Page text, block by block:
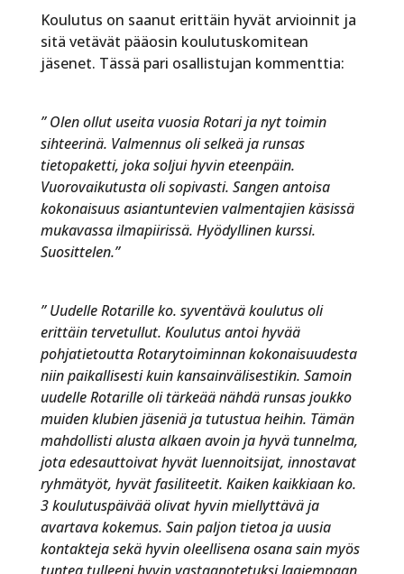
Koulutus on saanut erittäin hyvät arvioinnit ja
sitä vetävät pääosin koulutuskomitean
jäsenet. Tässä pari osallistujan kommenttia:
” Olen ollut useita vuosia Rotari ja nyt toimin
sihteerinä. Valmennus oli selkeä ja runsas
tietopaketti, joka soljui hyvin eteenpäin.
Vuorovaikutusta oli sopivasti. Sangen antoisa
kokonaisuus asiantuntevien valmentajien käsissä
mukavassa ilmapiirissä. Hyödyllinen kurssi.
Suosittelen.”
” Uudelle Rotarille ko. syventävä koulutus oli
erittäin tervetullut. Koulutus antoi hyvää
pohjatietoutta Rotarytoiminnan kokonaisuudesta
niin paikallisesti kuin kansainvälisestikin. Samoin
uudelle Rotarille oli tärkeää nähdä runsas joukko
muiden klubien jäseniä ja tutustua heihin. Tämän
mahdollisti alusta alkaen avoin ja hyvä tunnelma,
jota edesauttoivat hyvät luennoitsijat, innostavat
ryhmätyöt, hyvät fasiliteetit. Kaiken kaikkiaan ko.
3 koulutuspäivää olivat hyvin miellyttävä ja
avartava kokemus. Sain paljon tietoa ja uusia
kontakteja sekä hyvin oleellisena osana sain myös